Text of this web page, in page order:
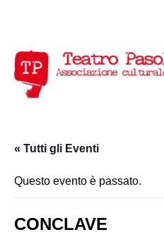
« Tutti gli Eventi
Questo evento è passato.
CONCLAVE